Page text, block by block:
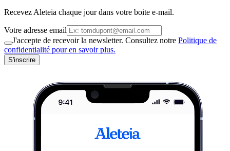
Recevez Aleteia chaque jour dans votre boite e-mail.
Votre adresse email
J'accepte de recevoir la newsletter. Consultez notre Politique de
confidentialité pour en savoir plus.
S'inscrire